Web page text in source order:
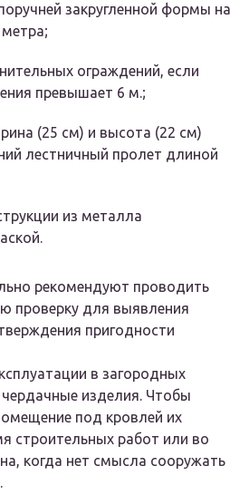
закругленной формы на
ограждений, если
превышает 6 м.;
(25 см) и высота (22 см)
лестничный пролет длиной
из металла
рекомендуют проводить
проверку для выявления
пригодности
в загородных
изделия. Чтобы
под кровлей их
строительных работ или во
когда нет смысла сооружать